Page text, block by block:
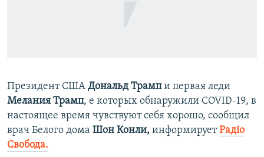
Все сайты RFE/RL
Президент США Дональд Трампи первая леди
Мелания Трамп, e которых обнаружили COVID-19, в
настоящее время чувствуют себя хорошо, сообщил
врач Белого дома Шон Конли, информируетРадіо
Свобода.